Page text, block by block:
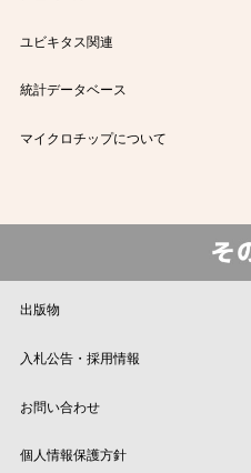
ユビキタス関連
統計データベース
マイクロチップについて
出版物
入札公告・採用情報
お問い合わせ
個人情報保護方針